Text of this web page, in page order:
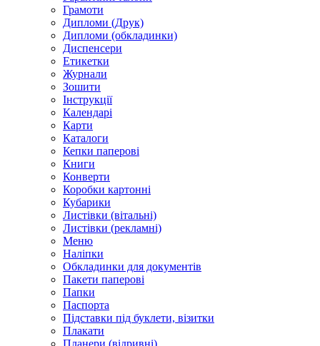
Грамоти
Дипломи (Друк)
Дипломи (обкладинки)
Диспенсери
Етикетки
Журнали
Зошити
Інструкції
Календарі
Карти
Каталоги
Кепки паперові
Книги
Конверти
Коробки картонні
Кубарики
Листівки (вітальні)
Листівки (рекламні)
Меню
Наліпки
Обкладинки для документів
Пакети паперові
Папки
Паспорта
Підставки під буклети, візитки
Плакати
Планери (відривні)